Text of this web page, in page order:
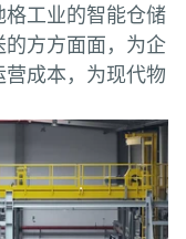
工业的智能仓储
方方面面，为企
成本，为现代物